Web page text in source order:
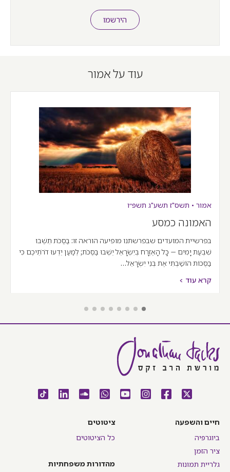
הירשמו
עוד על אמור
אמור • תשס"ז תשע"ג תשפ״ו
האמונה כמסע
בפרשיית המועדים שבפרשתנו מופיעה הוראה זו: בַּסֻּכֹּת תֵּשְׁבוּ
שִׁבְעַת יָמִים – כָּל הָאֶזְרָח בְּיִשְׂרָאֵל יֵשְׁבוּ בַּסֻּכֹּת; לְמַעַן יֵדְעוּ דֹרֹתֵיכֶם כִּי
בַסֻּכּוֹת הוֹשַׁבְתִּי אֶת בְּנֵי יִשְׂרָאֵל…
קרא עוד >
חיים והשפעה
ביוגרפיה
ציר הזמן
גלריית תמונות
ציטוטים
כל הציטוטים
מהדורות משפחתיות